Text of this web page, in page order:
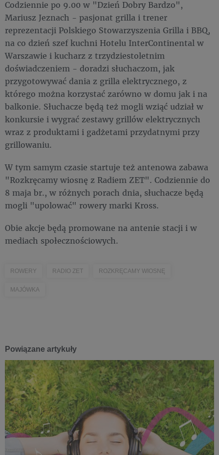
Codziennie po 9.00 w "Dzień Dobry Bardzo",
Mariusz Jeznach - pasjonat grilla i trener
reprezentacji Polskiego Stowarzyszenia Grilla i BBQ,
na co dzień szef kuchni Hotelu InterContinental w
Warszawie i kucharz z trzydziestoletnim
doświadczeniem - doradzi słuchaczom, jak
przygotowywać dania z grilla elektrycznego, z
którego można korzystać zarówno w domu jak i na
balkonie. Słuchacze będą też mogli wziąć udział w
konkursie i wygrać zestawy grillów elektrycznych
wraz z produktami i gadżetami przydatnymi przy
grillowaniu.
W tym samym czasie startuje też antenowa zabawa
"Rozkręcamy wiosnę z Radiem ZET". Codziennie do
8 maja br., w różnych porach dnia, słuchacze będą
mogli "upolować" rowery marki Kross.
Obie akcje będą promowane na antenie stacji i w
mediach społecznościowych.
ROWERY RADIO ZET ROZKRĘCAMY WIOSNĘ
MAJÓWKA
Powiązane artykuły